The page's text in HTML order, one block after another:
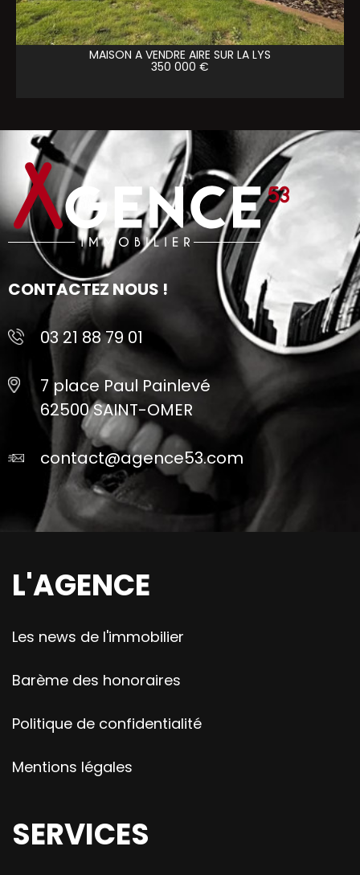
MAISON A VENDRE AIRE SUR LA LYS
350 000 €
CONTACTEZ NOUS !
03 21 88 79 01
7 place Paul Painlevé
62500 SAINT-OMER
contact@agence53.com
L'AGENCE
Les news de l'immobilier
Barème des honoraires
Politique de confidentialité
Mentions légales
SERVICES